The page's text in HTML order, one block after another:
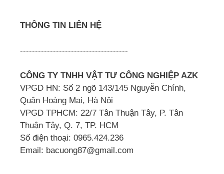
THÔNG TIN LIÊN HỆ
------------------------------------
CÔNG TY TNHH VẬT TƯ CÔNG NGHIỆP AZK
VPGD HN: Số 2 ngõ 143/145 Nguyễn Chính,
Quận Hoàng Mai, Hà Nội
VPGD TPHCM: 22/7 Tân Thuận Tây, P. Tân
Thuận Tây, Q. 7, TP. HCM
Số điện thoại: 0965.424.236
Email: bacuong87@gmail.com